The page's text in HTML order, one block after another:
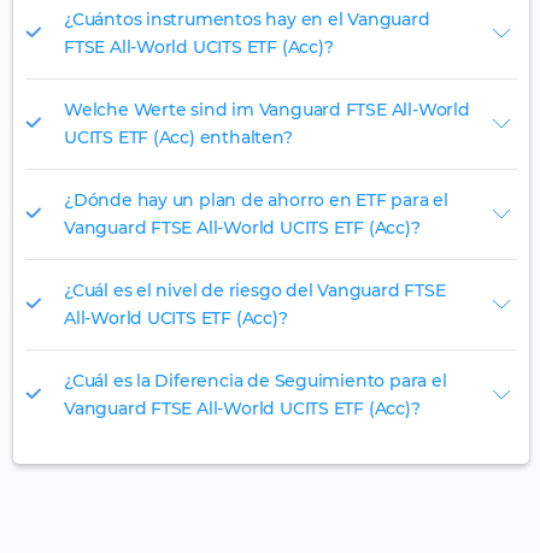
¿Cuántos instrumentos hay en el Vanguard
FTSE All-World UCITS ETF (Acc)?
Welche Werte sind im Vanguard FTSE All-World
UCITS ETF (Acc) enthalten?
¿Dónde hay un plan de ahorro en ETF para el
Vanguard FTSE All-World UCITS ETF (Acc)?
¿Cuál es el nivel de riesgo del Vanguard FTSE
All-World UCITS ETF (Acc)?
¿Cuál es la Diferencia de Seguimiento para el
Vanguard FTSE All-World UCITS ETF (Acc)?